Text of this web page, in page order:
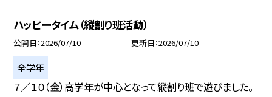
ハッピータイム（縦割り班活動）
公開日 2026/07/10 更新日 2026/07/10
全学年
７／１０（金）高学年が中心となって縦割り班で遊びました。